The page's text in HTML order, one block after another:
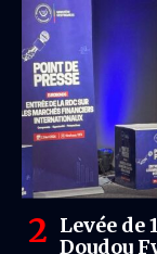
Levée de
Doudou